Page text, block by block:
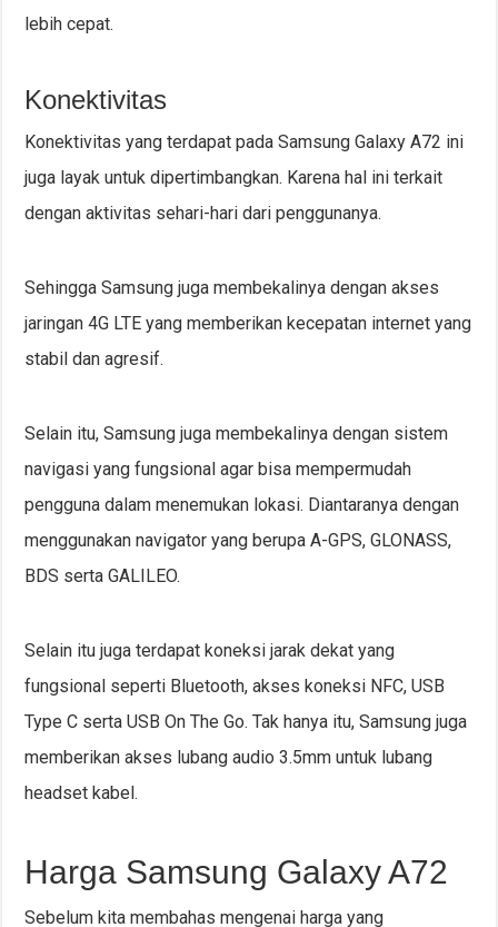
lebih cepat.
Konektivitas
Konektivitas yang terdapat pada Samsung Galaxy A72 ini
juga layak untuk dipertimbangkan. Karena hal ini terkait
dengan aktivitas sehari-hari dari penggunanya.
Sehingga Samsung juga membekalinya dengan akses
jaringan 4G LTE yang memberikan kecepatan internet yang
stabil dan agresif.
Selain itu, Samsung juga membekalinya dengan sistem
navigasi yang fungsional agar bisa mempermudah
pengguna dalam menemukan lokasi. Diantaranya dengan
menggunakan navigator yang berupa A-GPS, GLONASS,
BDS serta GALILEO.
Selain itu juga terdapat koneksi jarak dekat yang
fungsional seperti Bluetooth, akses koneksi NFC, USB
Type C serta USB On The Go. Tak hanya itu, Samsung juga
memberikan akses lubang audio 3.5mm untuk lubang
headset kabel.
Harga Samsung Galaxy A72
Sebelum kita membahas mengenai harga yang